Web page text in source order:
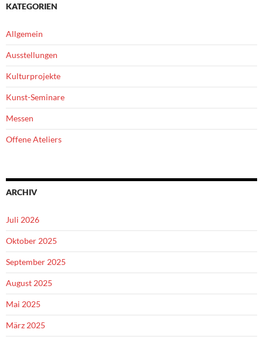
KATEGORIEN
Allgemein
Ausstellungen
Kulturprojekte
Kunst-Seminare
Messen
Offene Ateliers
ARCHIV
Juli 2026
Oktober 2025
September 2025
August 2025
Mai 2025
März 2025